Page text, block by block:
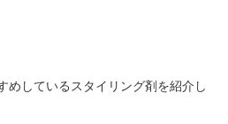
めしているスタイリング剤を紹介し